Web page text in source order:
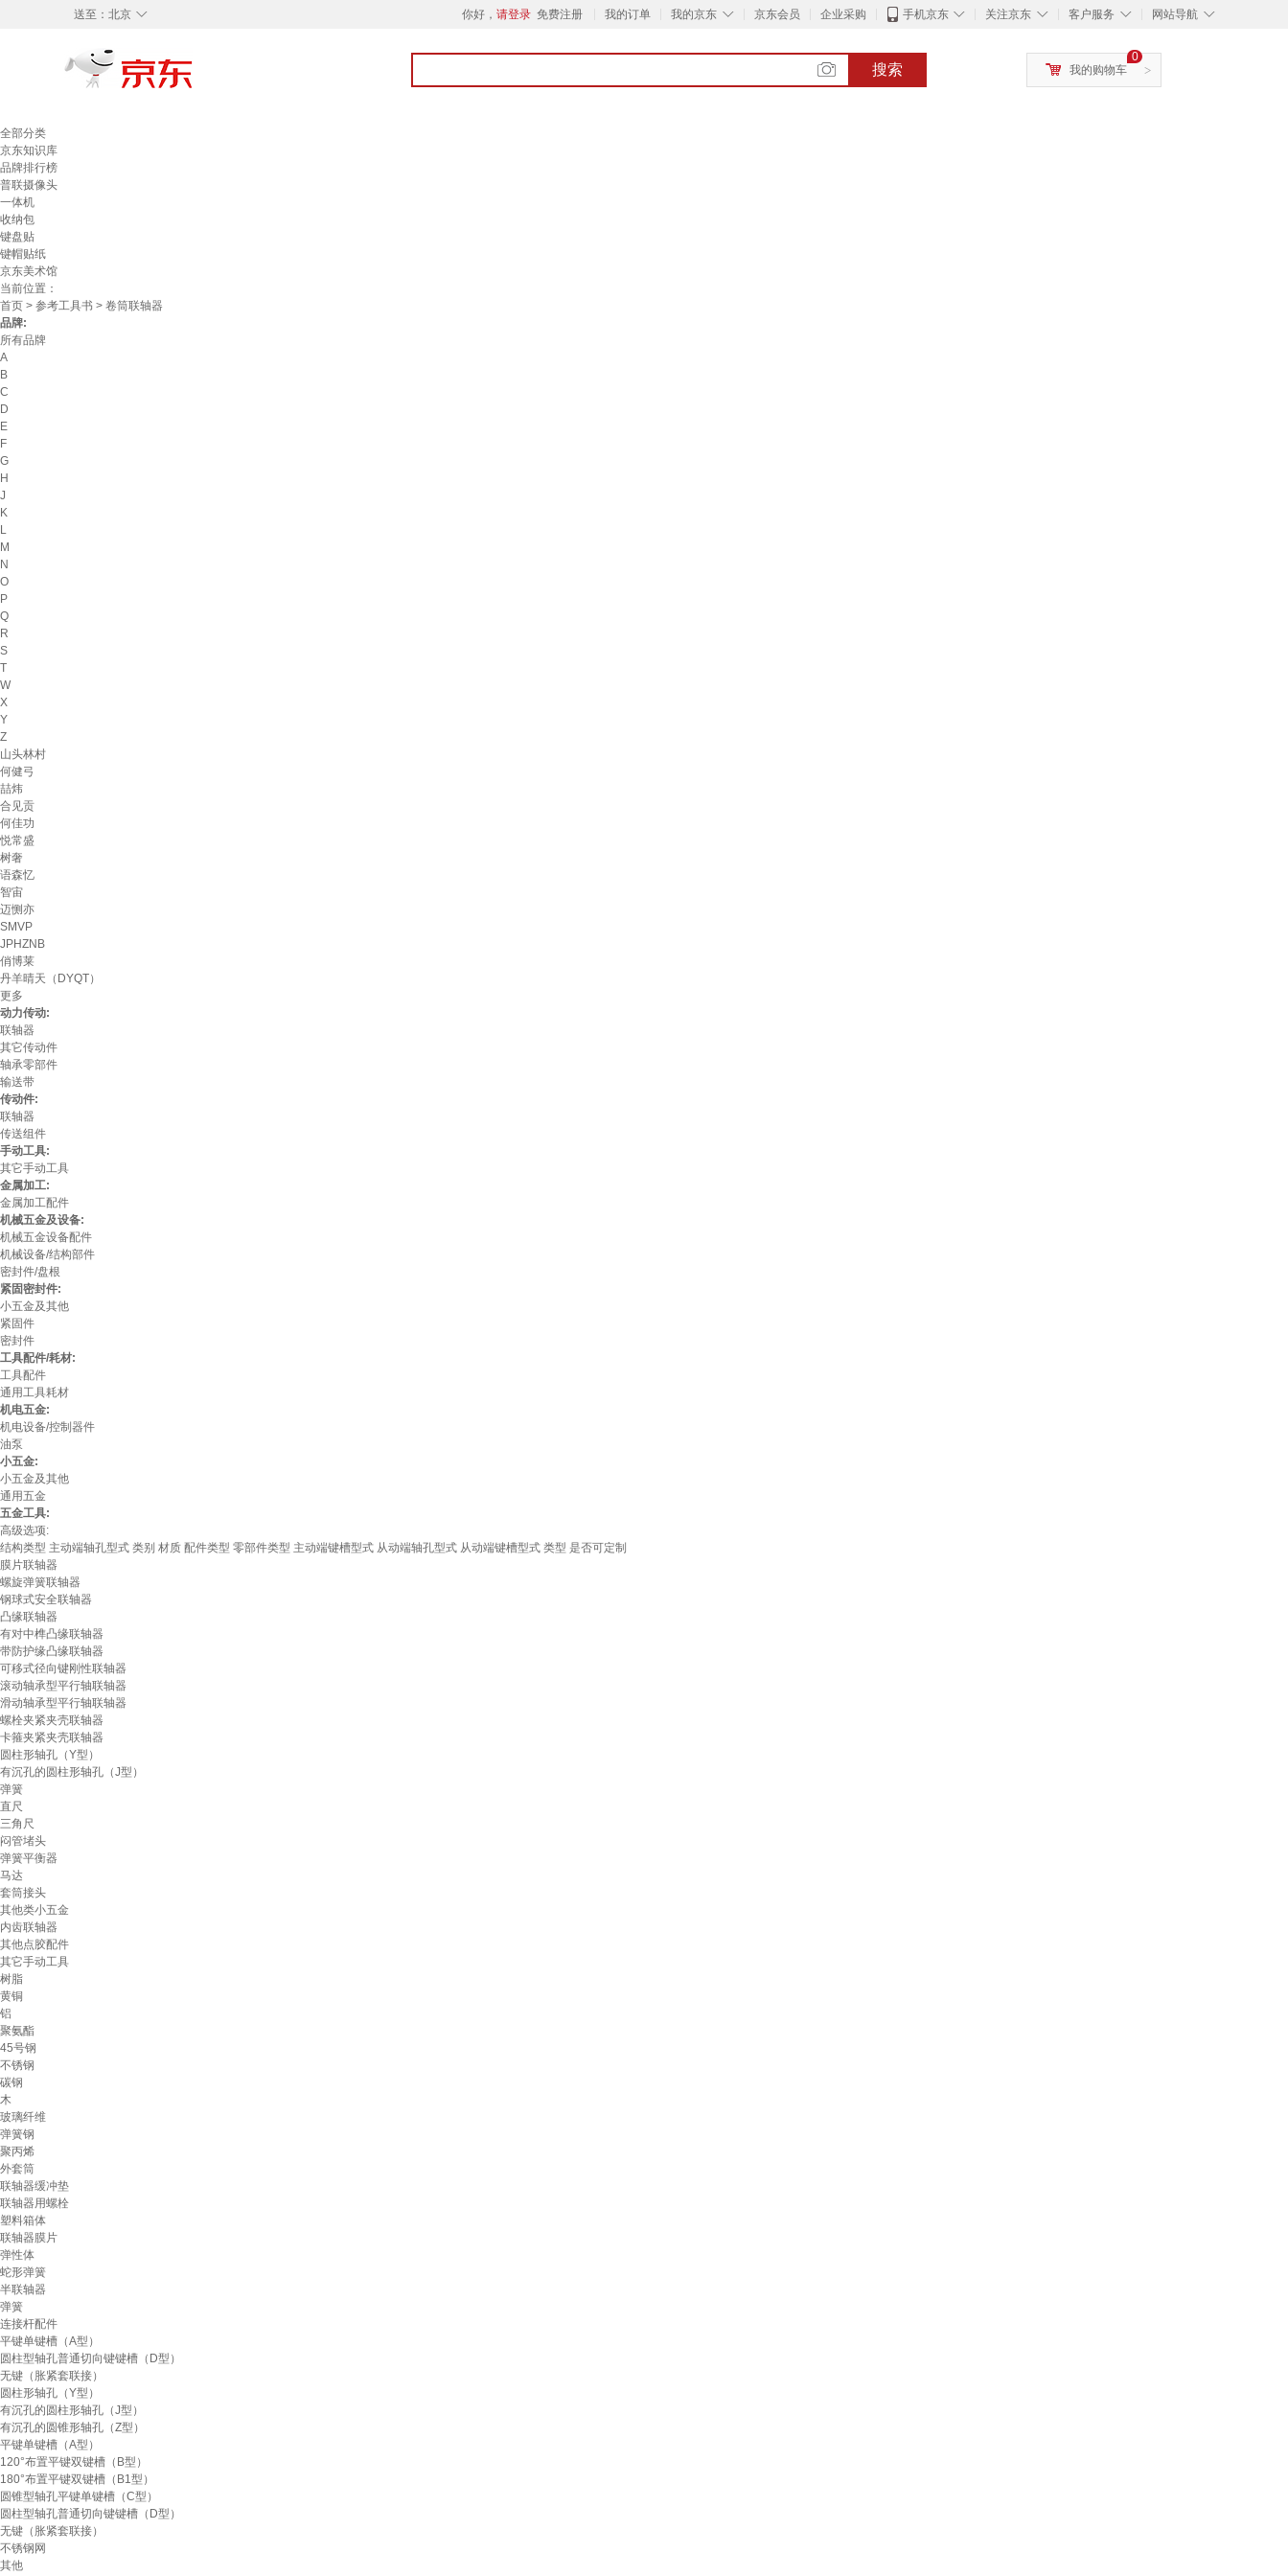
◇
送至： 北京 你好， 请登录 免费注册 我的订单 ◇
我的京东 京东会员 企业采购 ◇
手机京东 ◇
关注京东 ◇
客户服务 ◇
网站导航
搜索 >
0
我的购物车
全部分类
京东知识库
品牌排行榜
普联摄像头
一体机
收纳包
键盘贴
键帽贴纸
京东美术馆
当前位置：
首页 > 参考工具书 > 卷筒联轴器
品牌:
所有品牌
A
B
C
D
E
F
G
H
J
K
L
M
N
O
P
Q
R
S
T
W
X
Y
Z
山头林村
何健弓
喆炜
合见贡
何佳功
悦常盛
树奢
语森忆
智宙
迈恻亦
SMVP
JPHZNB
俏博莱
丹羊晴天（DYQT）
更多
动力传动:
联轴器
其它传动件
轴承零部件
输送带
传动件:
联轴器
传送组件
手动工具:
其它手动工具
金属加工:
金属加工配件
机械五金及设备:
机械五金设备配件
机械设备/结构部件
密封件/盘根
紧固密封件:
小五金及其他
紧固件
密封件
工具配件/耗材:
工具配件
通用工具耗材
机电五金:
机电设备/控制器件
油泵
小五金:
小五金及其他
通用五金
五金工具:
高级选项:
结构类型 主动端轴孔型式 类别 材质 配件类型 零部件类型 主动端键槽型式 从动端轴孔型式 从动端键槽型式 类型 是否可定制
膜片联轴器
螺旋弹簧联轴器
钢球式安全联轴器
凸缘联轴器
有对中榫凸缘联轴器
带防护缘凸缘联轴器
可移式径向键刚性联轴器
滚动轴承型平行轴联轴器
滑动轴承型平行轴联轴器
螺栓夹紧夹壳联轴器
卡箍夹紧夹壳联轴器
圆柱形轴孔（Y型）
有沉孔的圆柱形轴孔（J型）
弹簧
直尺
三角尺
闷管堵头
弹簧平衡器
马达
套筒接头
其他类小五金
内齿联轴器
其他点胶配件
其它手动工具
树脂
黄铜
铝
聚氨酯
45号钢
不锈钢
碳钢
木
玻璃纤维
弹簧钢
聚丙烯
外套筒
联轴器缓冲垫
联轴器用螺栓
塑料箱体
联轴器膜片
弹性体
蛇形弹簧
半联轴器
弹簧
连接杆配件
平键单键槽（A型）
圆柱型轴孔普通切向键键槽（D型）
无键（胀紧套联接）
圆柱形轴孔（Y型）
有沉孔的圆柱形轴孔（J型）
有沉孔的圆锥形轴孔（Z型）
平键单键槽（A型）
120°布置平键双键槽（B型）
180°布置平键双键槽（B1型）
圆锥型轴孔平键单键槽（C型）
圆柱型轴孔普通切向键键槽（D型）
无键（胀紧套联接）
不锈钢网
其他